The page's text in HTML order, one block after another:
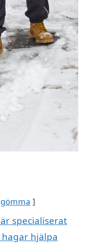
gömma
specialiserat
hjälpa